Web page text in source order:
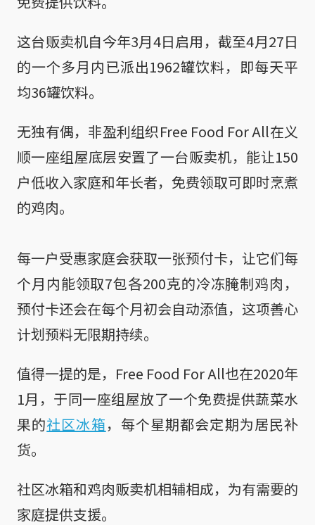
这台贩卖机自今年3月4日启用，截至4月27日
的一个多月内已派出1962罐饮料，即每天平
均36罐饮料。
无独有偶，非盈利组织Free Food For All在义
顺一座组屋底层安置了一台贩卖机，能让150
户低收入家庭和年长者，免费领取可即时烹煮
的鸡肉。
每一户受惠家庭会获取一张预付卡，让它们每
个月内能领取7包各200克的冷冻腌制鸡肉，
预付卡还会在每个月初会自动添值，这项善心
计划预料无限期持续。
值得一提的是，Free Food For All也在2020年
1月，于同一座组屋放了一个免费提供蔬菜水
果的社区冰箱，每个星期都会定期为居民补
货。
社区冰箱和鸡肉贩卖机相辅相成，为有需要的
家庭提供支援。